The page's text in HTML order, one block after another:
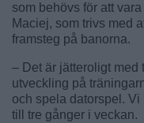
som behövs för att
Maciej, som trivs med
framsteg på banorna.
– Det är jätteroligt med
utveckling på
och spela datorspel. Vi
till tre gånger i veckan.